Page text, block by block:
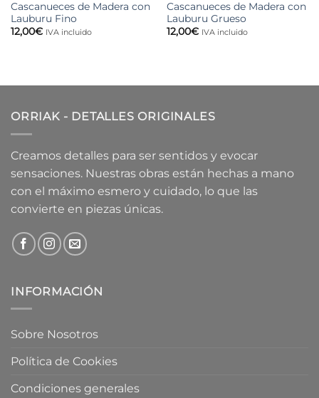
Cascanueces de Madera con
Lauburu Fino
12,00€ IVA incluido
Cascanueces de Madera con
Lauburu Grueso
12,00€ IVA incluido
ORRIAK - DETALLES ORIGINALES
Creamos detalles para ser sentidos y evocar
sensaciones. Nuestras obras están hechas a mano
con el máximo esmero y cuidado, lo que las
convierte en piezas únicas.
INFORMACIÓN
Sobre Nosotros
Política de Cookies
Condiciones generales